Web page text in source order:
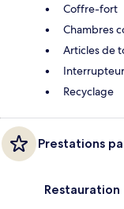
Coffre-fort
Chambres
Articles de
Recyclage
Prestations
Restauration